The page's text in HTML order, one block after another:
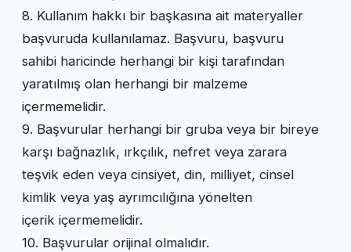
8. Kullanım hakkı bir başkasına ait materyaller
başvuruda kullanılamaz. Başvuru, başvuru
sahibi haricinde herhangi bir kişi tarafından
yaratılmış olan herhangi bir malzeme
içermemelidir.
9. Başvurular herhangi bir gruba veya bir bireye
karşı bağnazlık, ırkçılık, nefret veya zarara
teşvik eden veya cinsiyet, din, milliyet, cinsel
kimlik veya yaş ayrımcılığına yönelten
içerik içermemelidir.
10. Başvurular orijinal olmalıdır.